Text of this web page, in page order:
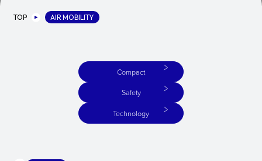
TOP AIR MOBILITY
Compact
Safety
Technology